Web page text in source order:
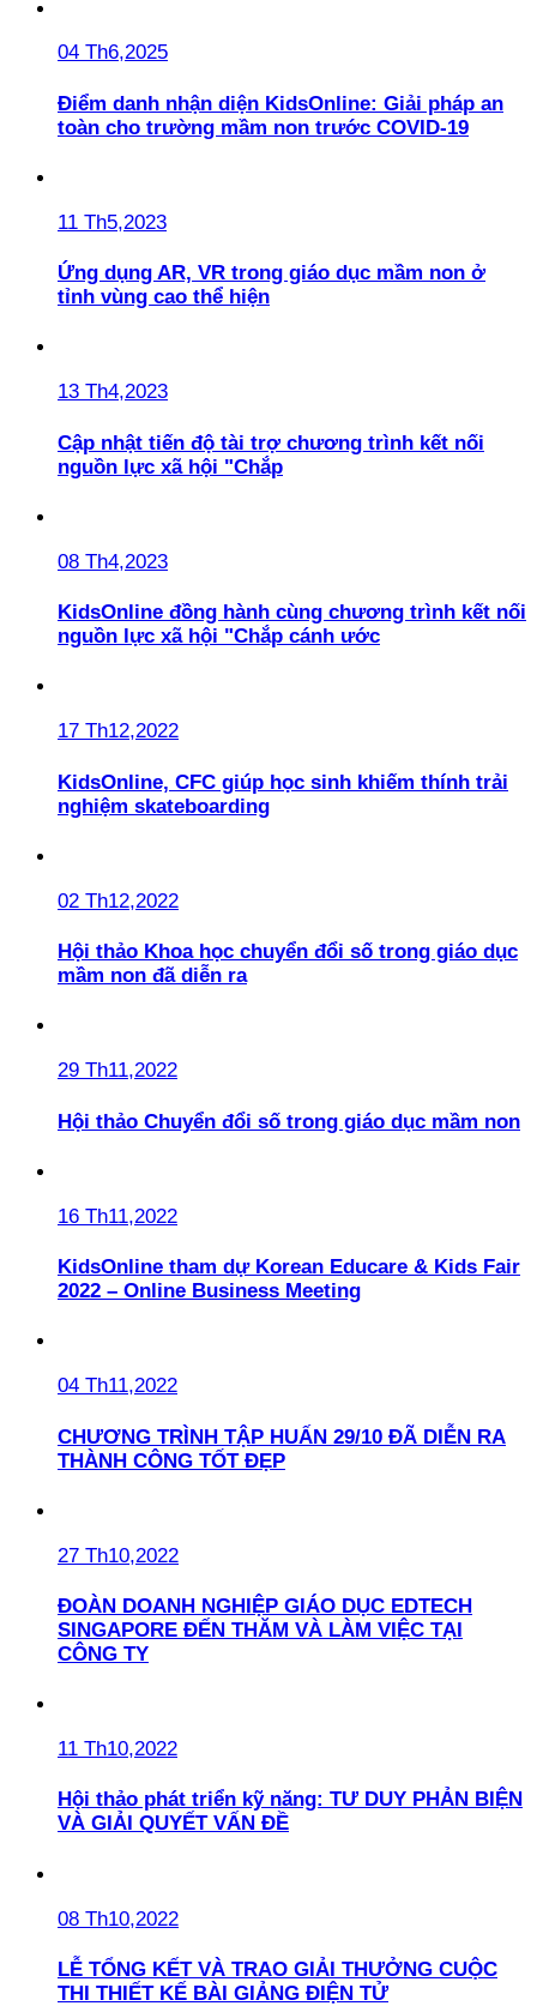
04 Th6,2025
Điểm danh nhận diện KidsOnline: Giải pháp an
toàn cho trường mầm non trước COVID-19
11 Th5,2023
Ứng dụng AR, VR trong giáo dục mầm non ở
tỉnh vùng cao thể hiện
13 Th4,2023
Cập nhật tiến độ tài trợ chương trình kết nối
nguồn lực xã hội "Chắp
08 Th4,2023
KidsOnline đồng hành cùng chương trình kết nối
nguồn lực xã hội "Chắp cánh ước
17 Th12,2022
KidsOnline, CFC giúp học sinh khiếm thính trải
nghiệm skateboarding
02 Th12,2022
Hội thảo Khoa học chuyển đổi số trong giáo dục
mầm non đã diễn ra
29 Th11,2022
Hội thảo Chuyển đổi số trong giáo dục mầm non
16 Th11,2022
KidsOnline tham dự Korean Educare & Kids Fair
2022 – Online Business Meeting
04 Th11,2022
CHƯƠNG TRÌNH TẬP HUẤN 29/10 ĐÃ DIỄN RA
THÀNH CÔNG TỐT ĐẸP
27 Th10,2022
ĐOÀN DOANH NGHIỆP GIÁO DỤC EDTECH
SINGAPORE ĐẾN THĂM VÀ LÀM VIỆC TẠI
CÔNG TY
11 Th10,2022
Hội thảo phát triển kỹ năng: TƯ DUY PHẢN BIỆN
VÀ GIẢI QUYẾT VẤN ĐỀ
08 Th10,2022
LỄ TỔNG KẾT VÀ TRAO GIẢI THƯỞNG CUỘC
THI THIẾT KẾ BÀI GIẢNG ĐIỆN TỬ